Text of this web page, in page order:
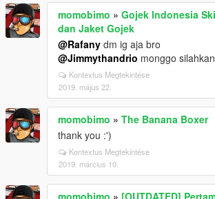
momobimo » Gojek Indonesia
dan Jaket Gojek
@Rafany dm ig aja bro
@Jimmythandrio monggo
Kontextus Megtekintése
2019. május 22.
momobimo » The Banana Boxer
thank you :')
Kontextus Megtekintése
2019. március 10.